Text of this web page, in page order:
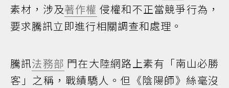
素材，涉及著作權 侵權和不正當競爭行為，
要求騰訊立即進行相關調查和處理。
騰訊法務部 門在大陸網路上素有「南山必勝
客」之稱，戰績驕人。但《陰陽師》絲毫沒